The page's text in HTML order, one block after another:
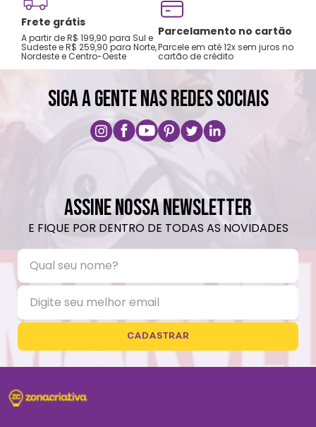
Frete grátis
A partir de R$ 199,90 para Sul e
Sudeste e R$ 259,90 para Norte,
Nordeste e Centro-Oeste
Parcelamento no cartão
Parcele em até 12x sem juros no
cartão de crédito
SIGA A GENTE NAS REDES SOCIAIS
ASSINE NOSSA NEWSLETTER
E FIQUE POR DENTRO DE TODAS AS NOVIDADES
CADASTRAR